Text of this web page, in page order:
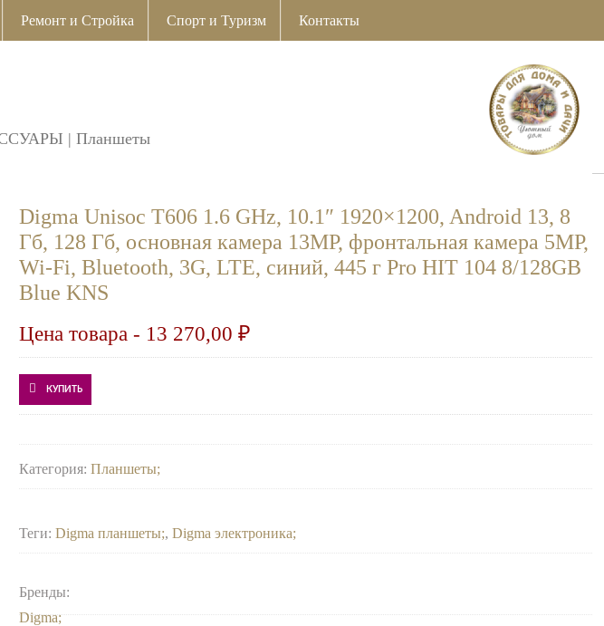
Ремонт и Стройка Спорт и Туризм Контакты
|Планшеты
Digma Unisoc T606 1.6 GHz, 10.1″ 1920×1200, Android 13, 8
Гб, 128 Гб, основная камера 13MP, фронтальная камера 5MP,
Wi-Fi, Bluetooth, 3G, LTE, синий, 445 г Pro HIT 104 8/128GB
Blue KNS
Цена товара - 13 270,00₽
КУПИТЬ
Категория:Планшеты
Теги:Digma планшеты ,Digma электроника
Бренды:
Digma